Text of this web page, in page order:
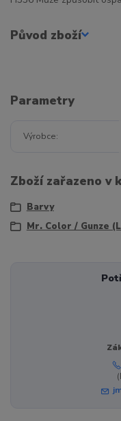
Původ zboží
Parametry
Výrobce
Zboží zařazeno v
Barvy
Mr. Color / Gunze